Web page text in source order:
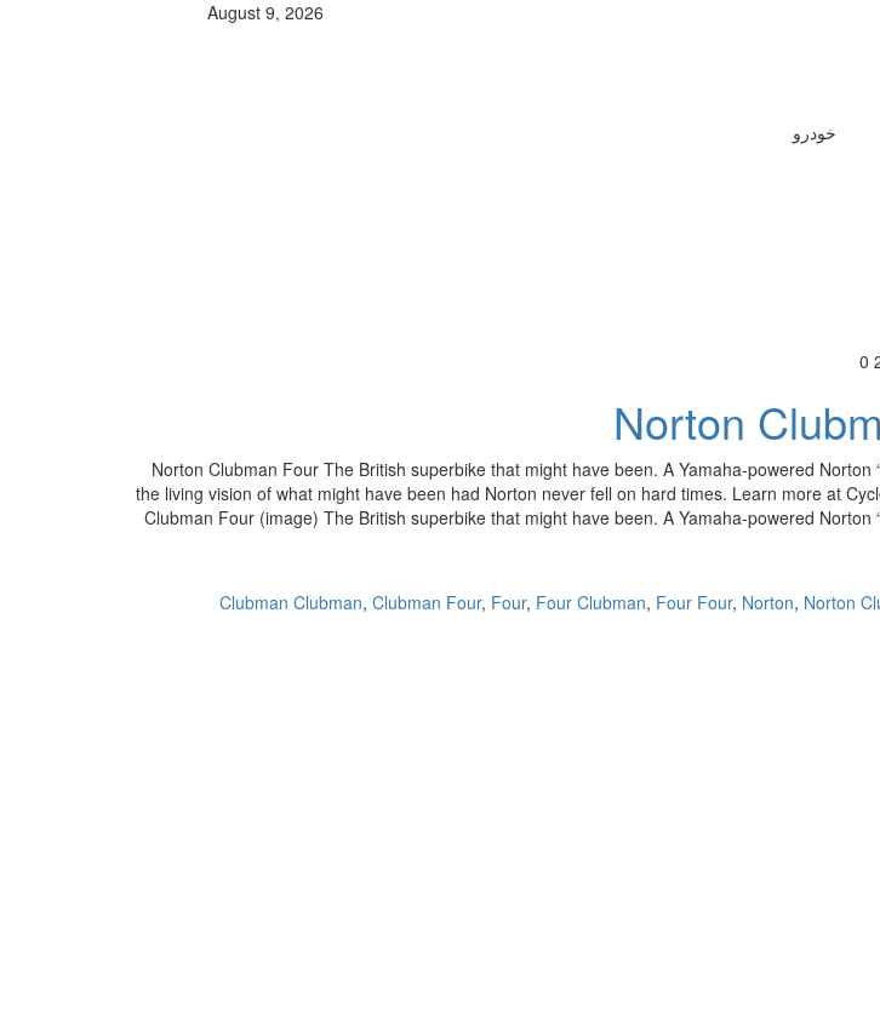
August 9, 2026
خودرو
0
Norton
Norton Clubman Four The British superbike that might have been. A Yamaha-powered Norton
the living vision of what might have been had Norton never fell on hard times. Learn more at
Clubman Four (image) The British superbike that might have been. A Yamaha-powered Norton
Clubman Clubman, Clubman Four, Four, Four Clubman, Four Four, Norton, Norton